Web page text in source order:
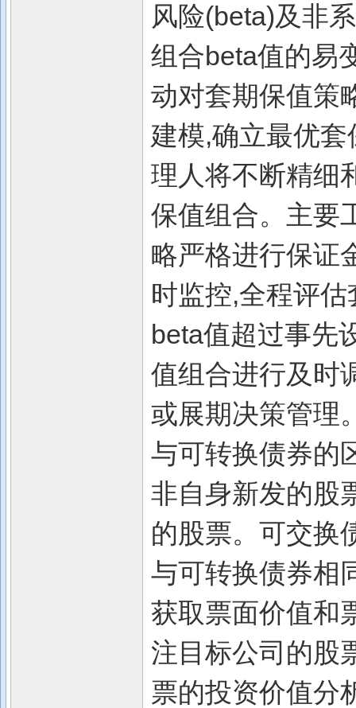
风险(beta)及非
组合beta值的易
动对套期保值策
建模,确立最优
理人将不断精细
保值组合。主要
略严格进行保证
时监控,全程评
beta值超过事先
值组合进行及时
或展期决策管理
与可转换债券的
非自身新发的股
的股票。可交换
与可转换债券相
获取票面价值和
注目标公司的股
票的投资价值分